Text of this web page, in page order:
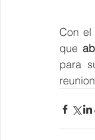
Con el
que
para